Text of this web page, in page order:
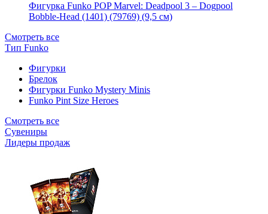
Фигурка Funko POP Marvel: Deadpool 3 – Dogpool
Bobble-Head (1401) (79769) (9,5 см)
Смотреть все
Тип Funko
Фигурки
Брелок
Фигурки Funko Mystery Minis
Funko Pint Size Heroes
Смотреть все
Сувениры
Лидеры продаж